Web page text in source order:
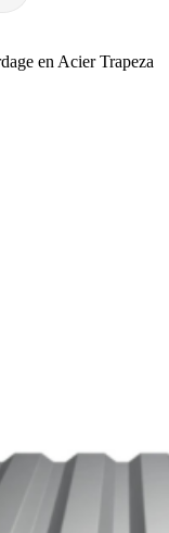
en Acier Trapeza